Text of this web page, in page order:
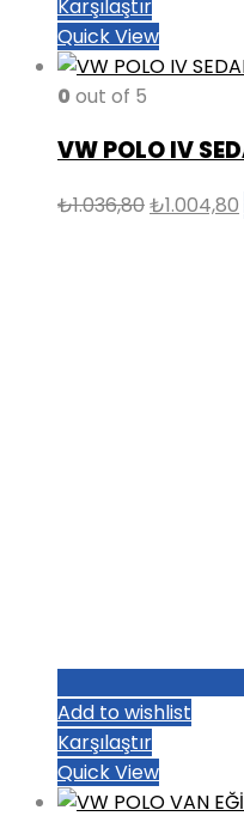
Karşılaştır
Quick View
0 out of 5
VW POLO IV
₺1.036,80Orijinal
₺1.004,80
Add to wishlist
Karşılaştır
Quick View